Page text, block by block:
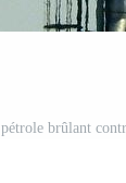
pétrole brûlant